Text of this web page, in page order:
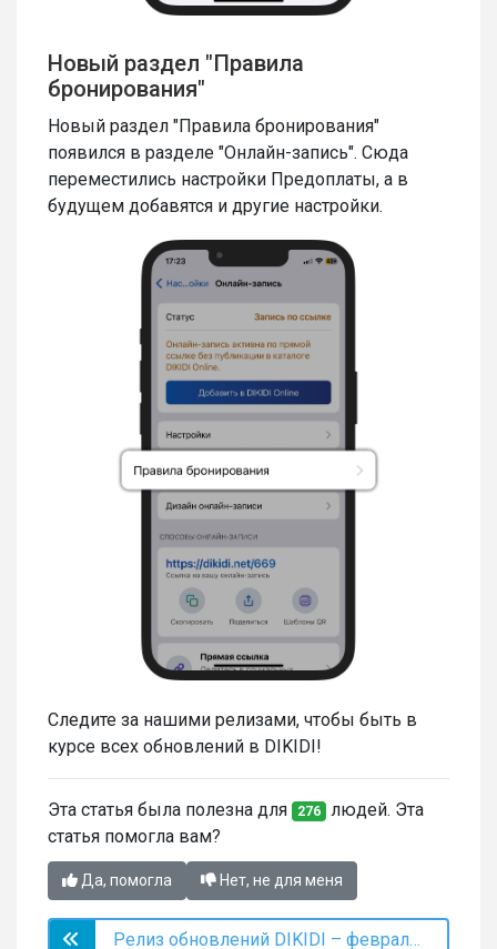
Новый раздел "Правила
бронирования"
Новый раздел "Правила бронирования"
появился в разделе "Онлайн-запись". Сюда
переместились настройки Предоплаты, а в
будущем добавятся и другие настройки.
Следите за нашими релизами, чтобы быть в
курсе всех обновлений в DIKIDI!
Эта статья была полезна для 276 людей. Эта
статья помогла вам?
Да, помогла Нет, не для меня
Релиз обновлений DIKIDI – февраль 2024